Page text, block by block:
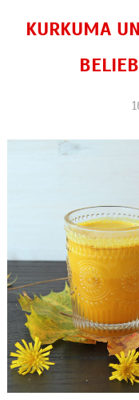
KURKUMA